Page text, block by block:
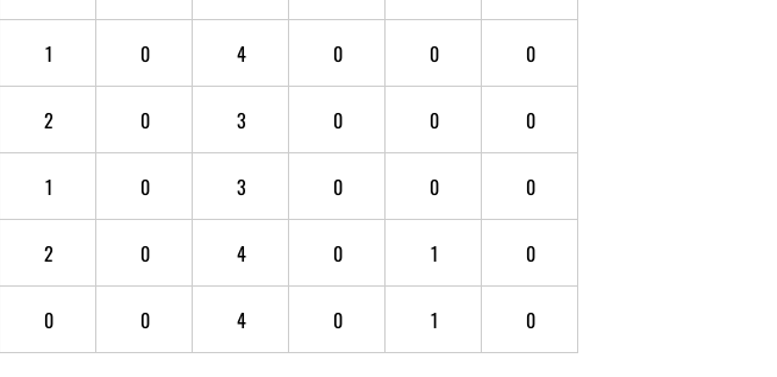
1 0 4 0 0 0
2 0 3 0 0 0
1 0 3 0 0 0
2 0 4 0 1 0
0 0 4 0 1 0